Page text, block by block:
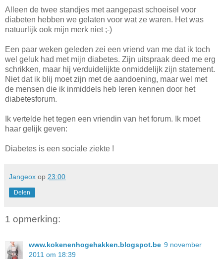
Alleen de twee standjes met aangepast schoeisel voor
diabeten hebben we gelaten voor wat ze waren. Het was
natuurlijk ook mijn merk niet ;-)
Een paar weken geleden zei een vriend van me dat ik toch
wel geluk had met mijn diabetes. Zijn uitspraak deed me erg
schrikken, maar hij verduidelijkte onmiddelijk zijn statement.
Niet dat ik blij moet zijn met de aandoening, maar wel met
de mensen die ik inmiddels heb leren kennen door het
diabetesforum.
Ik vertelde het tegen een vriendin van het forum. Ik moet
haar gelijk geven:
Diabetes is een sociale ziekte !
Jangeox op 23:00
Delen
1 opmerking:
www.kokenenhogehakken.blogspot.be 9 november
2011 om 18:39